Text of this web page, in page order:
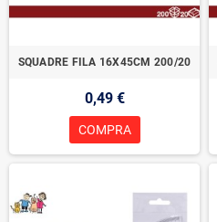
SQUADRE FILA 16X45CM 200/20
0,49 €
COMPRA